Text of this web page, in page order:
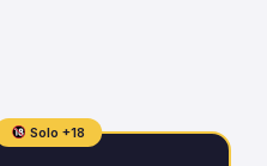
Solo +18